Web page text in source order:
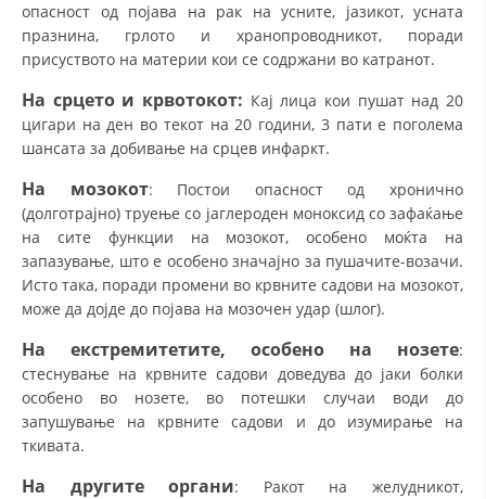
опасност од појава на рак на усните, јазикот, усната
празнина, грлото и хранопроводникот, поради
присуството на материи кои се содржани во катранот.
На срцето и крвотокот: Кај лица кои пушат над 20
цигари на ден во текот на 20 години, 3 пати е поголема
шансата за добивање на срцев инфаркт.
На мозокот: Постои опасност од хронично
(долготрајно) труење со јаглероден моноксид со зафаќање
на сите функции на мозокот, особено моќта на
запазување, што е особено значајно за пушачите-возачи.
Исто така, поради промени во крвните садови на мозокот,
може да дојде до појава на мозочен удар (шлог).
На екстремитетите, особено на нозете:
стеснување на крвните садови доведува до јаки болки
особено во нозете, во потешки случаи води до
запушување на крвните садови и до изумирање на
ткивата.
На другите органи: Ракот на желудникот,